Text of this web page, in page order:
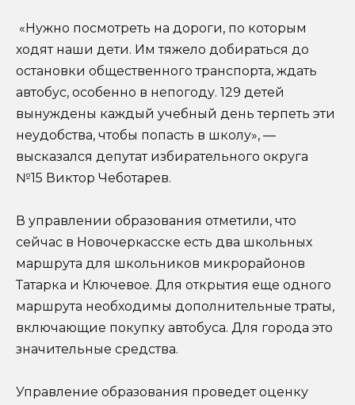
«Нужно посмотреть на дороги, по которым
ходят наши дети. Им тяжело добираться до
остановки общественного транспорта, ждать
автобус, особенно в непогоду. 129 детей
вынуждены каждый учебный день терпеть эти
неудобства, чтобы попасть в школу», —
высказался депутат избирательного округа
№15 Виктор Чеботарев.
В управлении образования отметили, что
сейчас в Новочеркасске есть два школьных
маршрута для школьников микрорайонов
Татарка и Ключевое. Для открытия еще одного
маршрута необходимы дополнительные траты,
включающие покупку автобуса. Для города это
значительные средства.
Управление образования проведет оценку